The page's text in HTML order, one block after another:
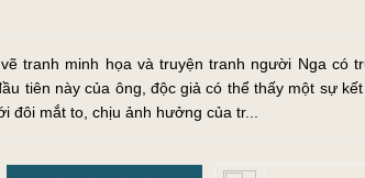
tranh minh họa và truyện tranh người Nga có
tiên này của ông, độc giả có thể thấy một sự
đôi mắt to, chịu ảnh hưởng của tr...